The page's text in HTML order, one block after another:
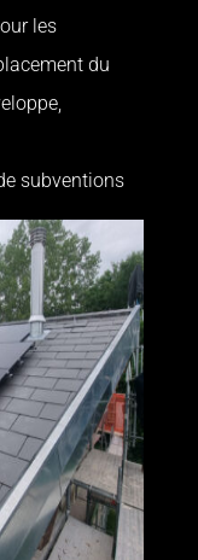
les
du
subventions